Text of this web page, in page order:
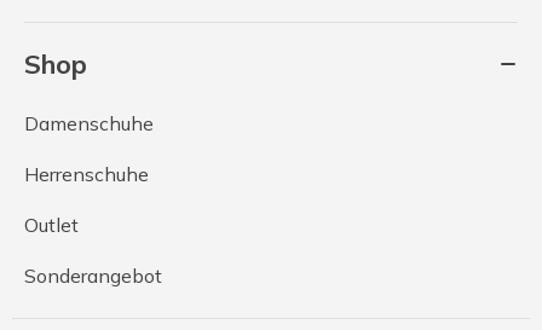
Shop
Damenschuhe
Herrenschuhe
Outlet
Sonderangebot